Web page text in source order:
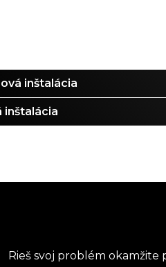
inštalácia
inštalácia
Rieš svoj problém